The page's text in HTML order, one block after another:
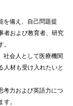
を備え、自己問題提
者および教育者、研究
社会人として医療機関
人材も受け入れたいと
考力および英語力につ
。